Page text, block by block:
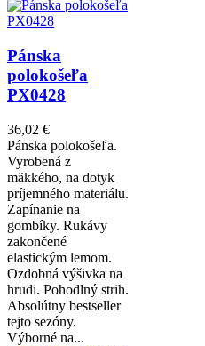
Pánska
polokošeľa
PX0428
36,02 €
Pánska polokošeľa.
Vyrobená z
mäkkého, na dotyk
príjemného materiálu.
Zapínanie na
gombíky. Rukávy
zakončené
elastickým lemom.
Ozdobná výšivka na
hrudi. Pohodlný strih.
Absolútny bestseller
tejto sezóny.
Výborné na...